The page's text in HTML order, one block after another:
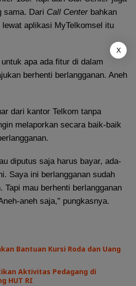
sama. Dari Call Center bahkan
lewat aplikasi MyTelkomsel itu
apa ada fitur di dalam
berhenti berlangganan. Aneh
dari kantor Telkom tanpa
melaporkan secara baik-baik
diputus saja harus bayar, ada-
Saya ini berlangganan sudah
Tapi mau berhenti berlangganan
aneh saja,” pungkasnya.
Bantuan Kursi Roda dan Uang
Aktivitas Pedagang di
HUT RI
X